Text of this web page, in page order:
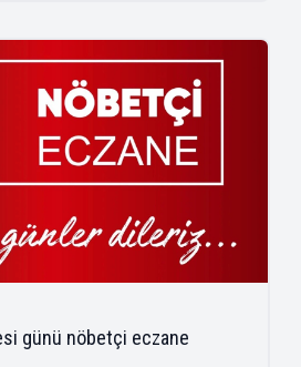
günü nöbetçi eczane